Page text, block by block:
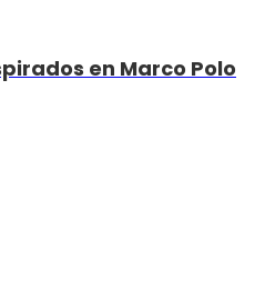
en Marco Polo